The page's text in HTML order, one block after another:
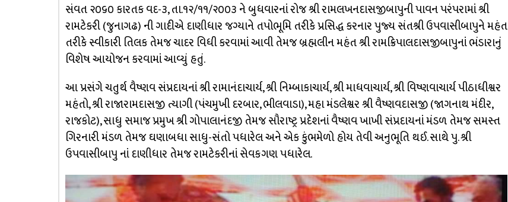
સંવત ૨૦૬૦ કારતક વદ-૩, તા.૧૨/૧૧/૨૦૦૩ ને બુધવારનાં રોજ શ્રી રામલખનદાસજીબાપુની પાવન પરંપરામાં શ્રી
રામટેકરી (જુનાગઢ) ની ગાદીએ દાણીધાર જગ્યાને તપોભૂમિ તરીકે પ્રસિદ્ધ કરનાર પુજ્ય સંતશ્રી ઉપવાસીબાપુને મહંત
તરીકે સ્વીકારી તિલક તેમજ ચાદર વિધી કરવામાં આવી તેમજ બ્રહ્મલીન મહંત શ્રી રામક્રિપાલદાસજીબાપુનાં ભંડારાનું
વિશેષ આયોજન કરવામાં આવ્યું હતું.
આ પ્રસંગે ચતુર્થ વૈષ્ણવ સંપ્રદાયનાં શ્રી રામાનંદાચાર્ય, શ્રી નિમ્બાકાચાર્ય, શ્રી માધવાચાર્ય, શ્રી વિષ્ણવાચાર્ય પીઠાધીશ્વર
મહંતો, શ્રી રાજારામદાસજી ત્યાગી (પંચમુખી દરબાર, ભીલવાડા), મહા મંડલેશ્વર શ્રી વૈષ્ણવદાસજી (જાગનાથ મંદીર,
રાજકોટ), સાધુ સમાજ પ્રમુખ શ્રી ગોપાલાનંદજી તેમજ સૌરાષ્ટ્ર પ્રદેશનાં વૈષ્ણવ ખાખી સંપ્રદાયનાં મંડળ તેમજ સમસ્ત
ગિરનારી મંડળ તેમજ ઘણાબધા સાધુ-સંતો પધારેલ અને એક કુંભમેળો હોય તેવી અનુભૂતિ થઈ. સાથે પુ. શ્રી
ઉપવાસીબાપુ નાં દાણીધાર તેમજ રામટેકરીનાં સેવકગણ પધારેલ.